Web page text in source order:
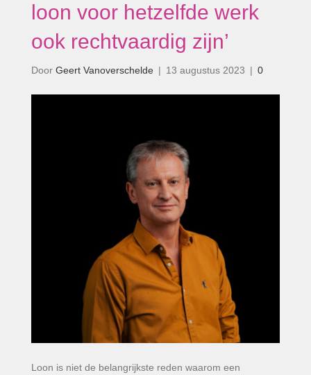
loon voor hetzelfde werk
ook rechtvaardig zijn’
Door Geert Vanoverschelde | 13 augustus 2023 | 0
Loon is niet de belangrijkste reden waarom een